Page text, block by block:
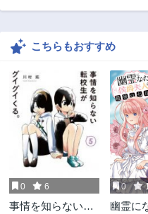
第21.3話
第21.1話
第19話
3ヶ月前
第17話
3ヶ月前
第15話
第13話
3ヶ月前
こちらもおすすめ
0 6
事情を知らない転
0
幽霊に